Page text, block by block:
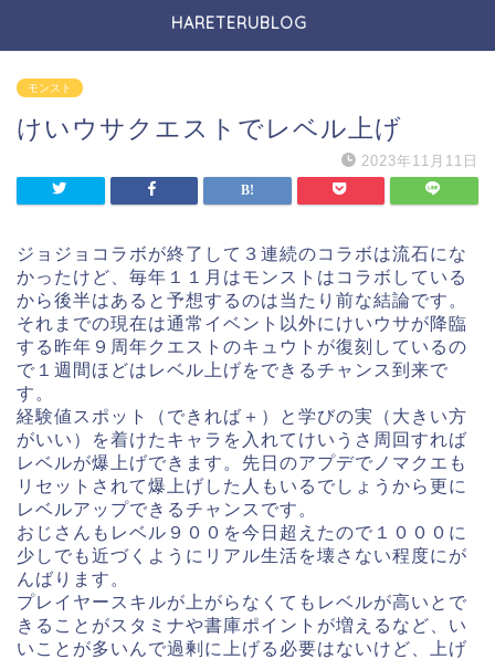
HARETERUBLOG
モンスト
けいウサクエストでレベル上げ
2023年11月11日
ジョジョコラボが終了して３連続のコラボは流石にな
かったけど、毎年１１月はモンストはコラボしている
から後半はあると予想するのは当たり前な結論です。
それまでの現在は通常イベント以外にけいウサが降臨
する昨年９周年クエストのキュウトが復刻しているの
で１週間ほどはレベル上げをできるチャンス到来で
す。
経験値スポット（できれば＋）と学びの実（大きい方
がいい）を着けたキャラを入れてけいうさ周回すれば
レベルが爆上げできます。先日のアプデでノマクエも
リセットされて爆上げした人もいるでしょうから更に
レベルアップできるチャンスです。
おじさんもレベル９００を今日超えたので１０００に
少しでも近づくようにリアル生活を壊さない程度にが
んばります。
プレイヤースキルが上がらなくてもレベルが高いとで
きることがスタミナや書庫ポイントが増えるなど、い
いことが多いんで過剰に上げる必要はないけど、上げ